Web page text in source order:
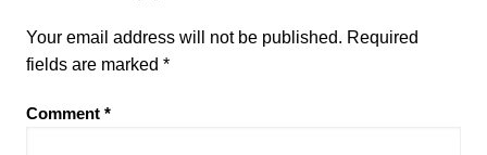
Your email address will not be published. Required
fields are marked *
Comment *